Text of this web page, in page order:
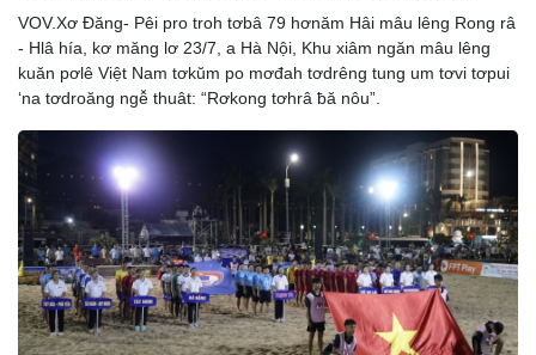
VOV.Xơ Đăng- Pêi pro troh tơbâ 79 hơnăm Hâi mâu lêng Rong râ
- Hlâ hía, kơ măng lơ 23/7, a Hà Nội, Khu xiâm ngăn mâu lêng
kuăn pơlê Việt Nam tơkŭm po mơđah tơdrêng tung um tơvi tơpui
‘na tơdroăng ngê̆ thuât: “Rơkong tơhrâ ƀă nôu”.